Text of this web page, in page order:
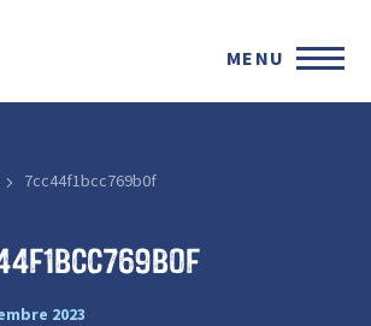
MENU
7cc44f1bcc769b0f
2023